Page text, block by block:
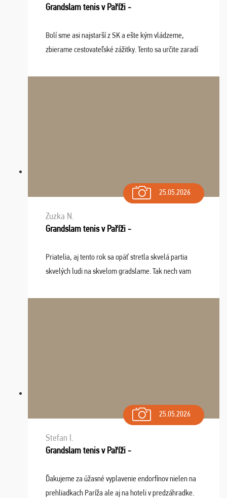
Grandslam tenis v Paříži -
Bolí sme asi najstarší z SK a ešte kým vládzeme,
zbierame cestovateľské zážitky. Tento sa určite zaradí
osudu - pohodový šefík Meďo, dobrá parti ...
25.05.2026
Zuzka N.
Grandslam tenis v Paříži -
Priatelia, aj tento rok sa opäť stretla skvelá partia
skvelých ludi na skvelom gradslame. Tak nech vam
sa na budúci rok. Prajem vam este veľa ta ...
25.05.2026
Stefan I.
Grandslam tenis v Paříži -
Ďakujeme za úžasné vyplavenie endorfínov nielen na
prehliadkach Paríža ale aj na hoteli v predzáhradke.